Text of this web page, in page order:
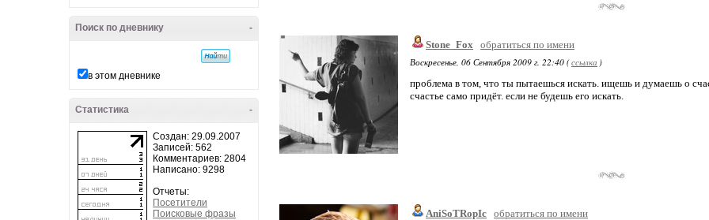
-
Поиск по дневнику
в этом дневнике
-
Статистика
Создан: 29.09.2007
Записей: 562
Комментариев: 2804
Написано: 9298
Отчеты:
Посетители
Поисковые фразы
Stone_Fox обратиться по имени
Воскресенье, 06 Сентября 2009 г. 22:40 (ссылка )
проблема в том, что ты пытаешься искать. ищешь и думаешь о
счастье само придёт. если не будешь его искать.
AniSoTRopIc обратиться по имени